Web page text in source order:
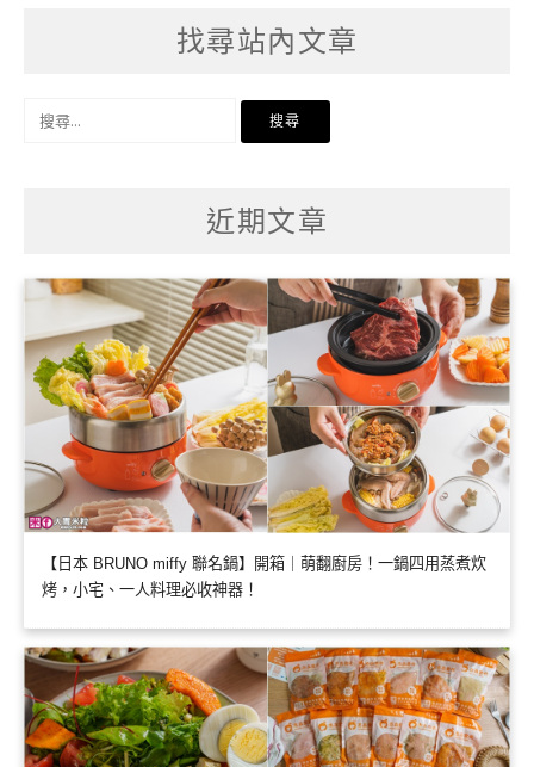
找尋站內文章
近期文章
【日本 BRUNO miffy 聯名鍋】開箱｜萌翻廚房！一鍋四用蒸煮炊
烤，小宅、一人料理必收神器！